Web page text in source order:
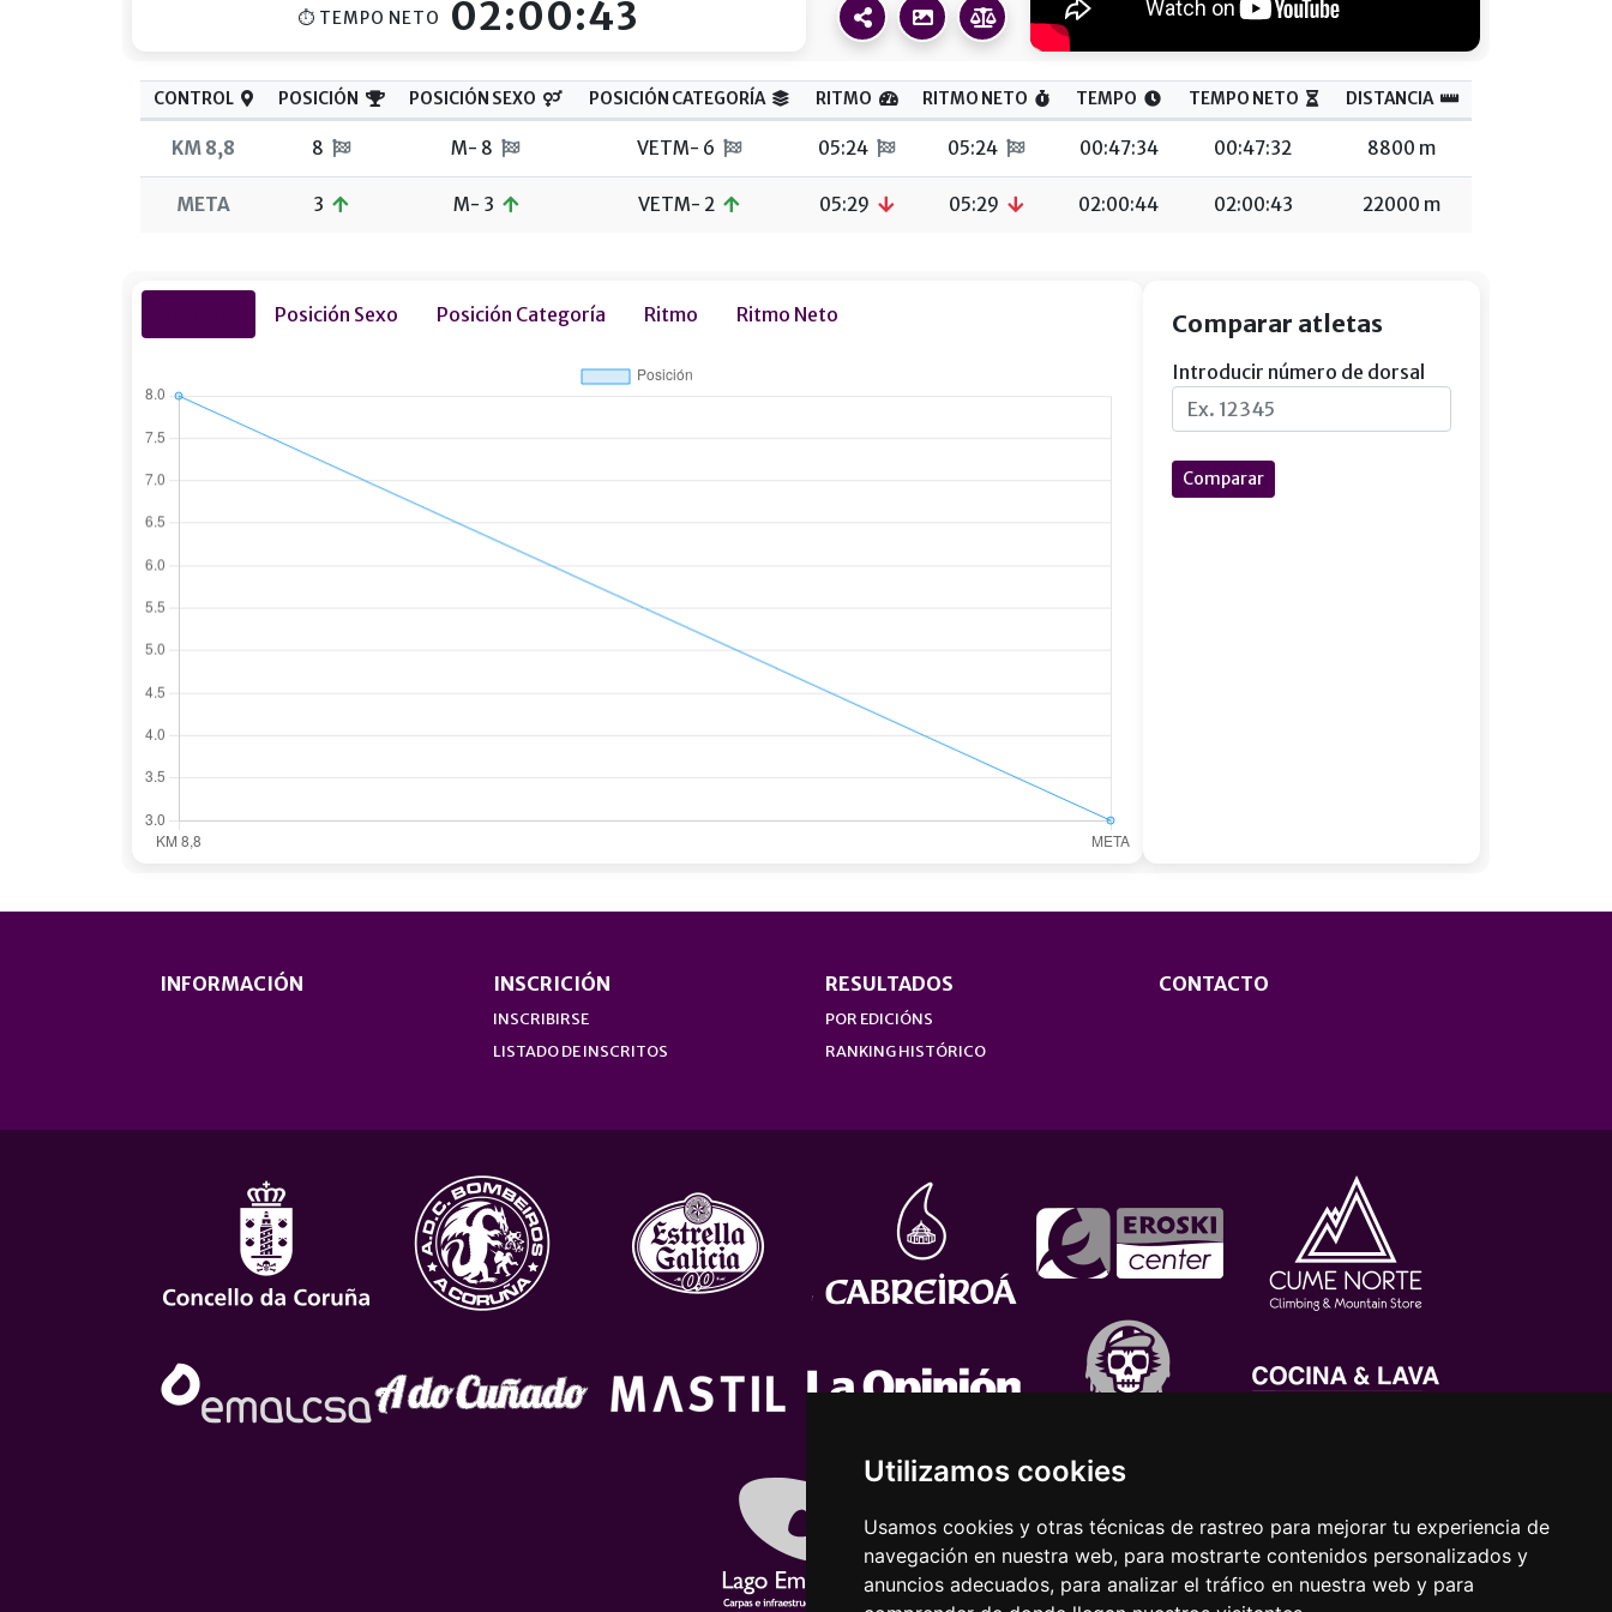
Utilizamos cookies
Usamos cookies y otras técnicas de rastreo para mejorar tu experiencia de
navegación en nuestra web, para mostrarte contenidos personalizados y
anuncios adecuados, para analizar el tráfico en nuestra web y para
⏱ TEMPO NETO 02:00:43
CONTROL POSICIÓN POSICIÓN SEXO POSICIÓN CATEGORÍA RITMO RITMO NETO TEMPO TEMPO NETO DISTANCIA
KM 8,8 8 M- 8 VETM- 6 05:24 05:24 00:47:34 00:47:32 8800 m
META 3 M- 3 VETM- 2 05:29 05:29 02:00:44 02:00:43 22000 m
Posición Sexo Posición Categoría Ritmo Ritmo Neto Comparar atletas
Introducir número de dorsal
Comparar
INFORMACIÓN INSCRICIÓN
INSCRIBIRSE
LISTADO DE INSCRITOS
RESULTADOS
POR EDICIÓNS
RANKING HISTÓRICO
CONTACTO